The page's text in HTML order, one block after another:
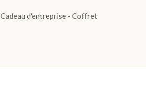
Cadeau d'entreprise
Coffret